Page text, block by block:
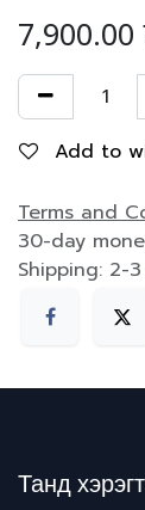
7,900.00
Add to
Terms and
30-day
Shipping: 2-
Танд